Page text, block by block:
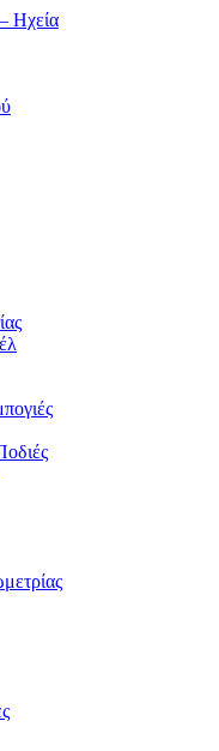
Ηχεία